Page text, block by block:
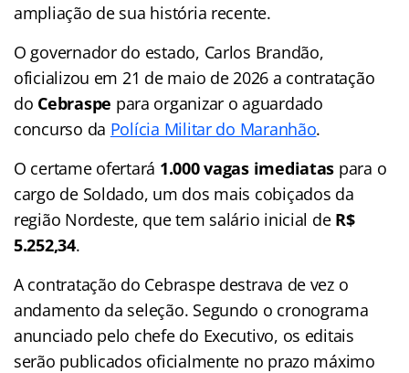
ampliação de sua história recente.
O governador do estado, Carlos Brandão,
oficializou em 21 de maio de 2026 a contratação
do Cebraspe para organizar o aguardado
concurso da Polícia Militar do Maranhão.
O certame ofertará 1.000 vagas imediatas para o
cargo de Soldado, um dos mais cobiçados da
região Nordeste, que tem salário inicial de R$
5.252,34.
A contratação do Cebraspe destrava de vez o
andamento da seleção. Segundo o cronograma
anunciado pelo chefe do Executivo, os editais
serão publicados oficialmente no prazo máximo